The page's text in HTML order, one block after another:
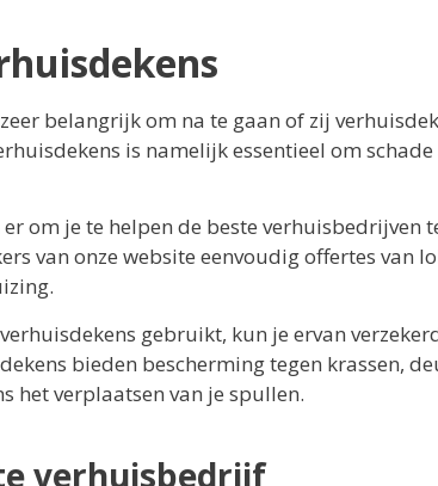
belangrijk om na te gaan of zij
is namelijk essentieel om
om je te helpen de beste verhuisbedrijven
van onze website eenvoudig offertes van
gebruikt, kun je ervan
bieden bescherming tegen krassen,
het verplaatsen van je spullen.
verhuisbedrijf